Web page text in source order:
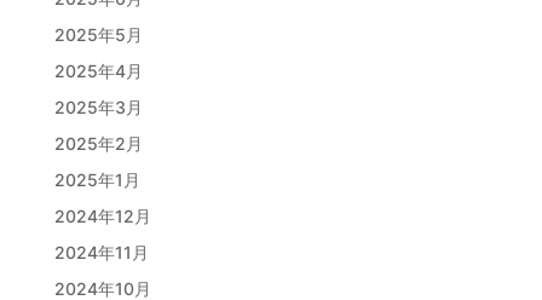
2025年5月
2025年4月
2025年3月
2025年2月
2025年1月
2024年12月
2024年11月
2024年10月